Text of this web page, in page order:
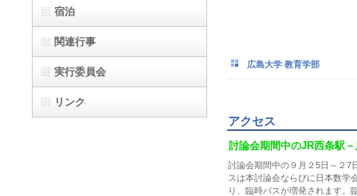
広島大学 教育学部
アクセス
討論会期間中のJR西条駅
討論会期間中の９月２5日～２7
スは本討論会ならびに日本数学
り、臨時バスが増発されます。
宿泊
関連行事
実行委員会
リンク